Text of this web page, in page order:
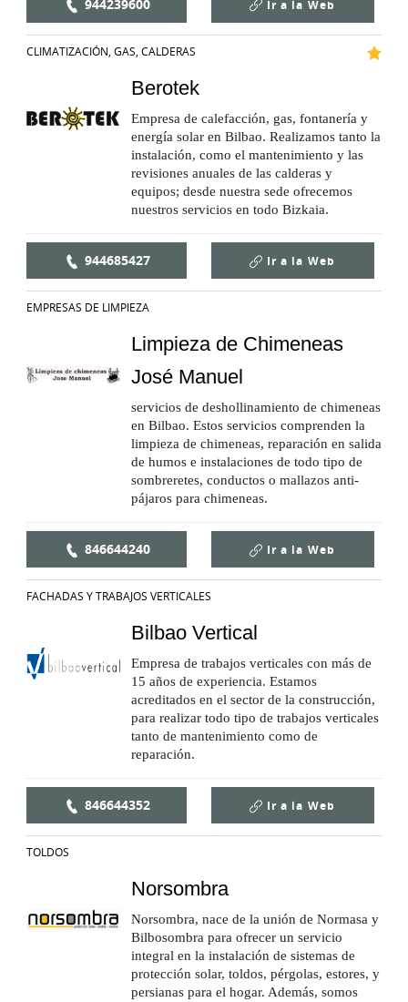
944239600 Ir a la Web
CLIMATIZACIÓN, GAS, CALDERAS
Berotek
Empresa de calefacción, gas, fontanería y
energía solar en Bilbao. Realizamos tanto la
instalación, como el mantenimiento y las
revisiones anuales de las calderas y
equipos; desde nuestra sede ofrecemos
nuestros servicios en todo Bizkaia.
944685427 Ir a la Web
EMPRESAS DE LIMPIEZA
Limpieza de Chimeneas
José Manuel
servicios de deshollinamiento de chimeneas
en Bilbao. Estos servicios comprenden la
limpieza de chimeneas, reparación en salida
de humos e instalaciones de todo tipo de
sombreretes, conductos o mallazos anti-
pájaros para chimeneas.
846644240 Ir a la Web
FACHADAS Y TRABAJOS VERTICALES
Bilbao Vertical
Empresa de trabajos verticales con más de
15 años de experiencia. Estamos
acreditados en el sector de la construcción,
para realizar todo tipo de trabajos verticales
tanto de mantenimiento como de
reparación.
846644352 Ir a la Web
TOLDOS
Norsombra
Norsombra, nace de la unión de Normasa y
Bilbosombra para ofrecer un servicio
integral en la instalación de sistemas de
protección solar, toldos, pérgolas, estores, y
persianas para el hogar. Además, somos